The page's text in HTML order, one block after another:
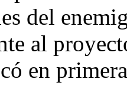
del
al
en